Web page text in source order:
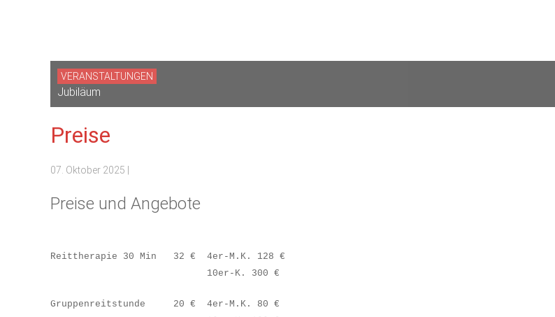
VERANSTALTUNGEN
Jubiläum
Preise
07. Oktober 2025
Preise und Angebote
Reittherapie 30 Min 32 € 4er-M.K. 128 €
10er-K. 300 €
Gruppenreitstunde 20 € 4er-M.K. 80 €